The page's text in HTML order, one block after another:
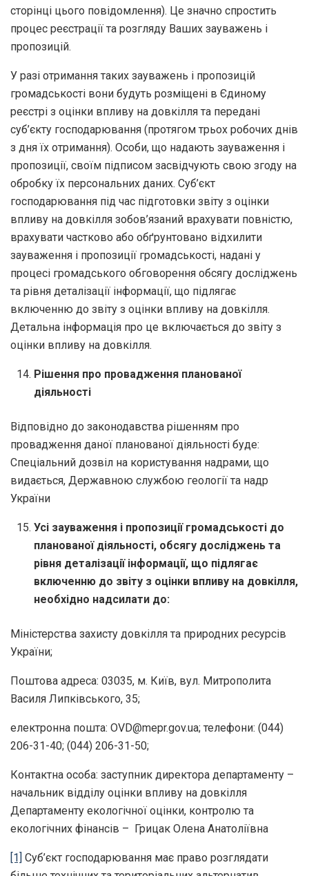
сторінці цього повідомлення). Це значно спростить
процес реєстрації та розгляду Ваших зауважень і
пропозицій.
У разі отримання таких зауважень і пропозицій
громадськості вони будуть розміщені в Єдиному
реєстрі з оцінки впливу на довкілля та передані
суб’єкту господарювання (протягом трьох робочих днів
з дня їх отримання). Особи, що надають зауваження і
пропозиції, своїм підписом засвідчують свою згоду на
обробку їх персональних даних. Суб’єкт
господарювання під час підготовки звіту з оцінки
впливу на довкілля зобов’язаний врахувати повністю,
врахувати частково або обґрунтовано відхилити
зауваження і пропозиції громадськості, надані у
процесі громадського обговорення обсягу досліджень
та рівня деталізації інформації, що підлягає
включенню до звіту з оцінки впливу на довкілля.
Детальна інформація про це включається до звіту з
оцінки впливу на довкілля.
Рішення про провадження планованої
діяльності
Відповідно до законодавства рішенням про
провадження даної планованої діяльності буде:
Спеціальний дозвіл на користування надрами, що
видається, Державною службою геології та надр
України
Усі зауваження і пропозиції громадськості до
планованої діяльності, обсягу досліджень та
рівня деталізації інформації, що підлягає
включенню до звіту з оцінки впливу на довкілля,
необхідно надсилати до:
Miністерства захисту довкілля та природних pecypciв
України;
Поштова адреса: 03035, м. Київ, вул. Митрополита
Василя Липківського, 35;
електронна пошта: OVD@mepr.gov.ua; телефони: (044)
206-31-40; (044) 206-31-50;
Контактна особа: заступник директора департаменту –
начальник відділу оцінки впливу на довкілля
Департаменту екологічної оцінки, контролю та
екологічних фінансів – Грицак Олена Анатоліївна
[1] Суб’єкт господарювання має право розглядати